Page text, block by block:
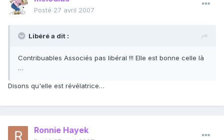
Posté 27 avril 2007
Libéré a dit :
Contribuables Associés pas libéral !!! Elle est bonne celle là
…
Disons qu'elle est révélatrice…
Ronnie Hayek